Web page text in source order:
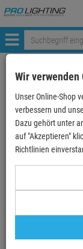
Menü
Weiter einkaufen
EUROPALMS
Wir verwenden
Unser Online-Shop
verbessern und
Dazu gehört unter
auf "Akzeptieren"
Richtlinien